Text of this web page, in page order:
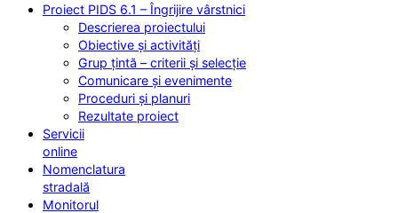
Proiect PIDS 6.1 – Îngrijire vârstnici
Descrierea proiectului
Obiective și activități
Grup țintă – criterii și selecție
Comunicare și evenimente
Proceduri și planuri
Rezultate proiect
Servicii
online
Nomenclatura
stradală
Monitorul